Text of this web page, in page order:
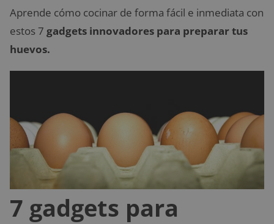
Aprende cómo cocinar de forma fácil e inmediata con
estos 7 gadgets innovadores para preparar tus
huevos.
7 gadgets para